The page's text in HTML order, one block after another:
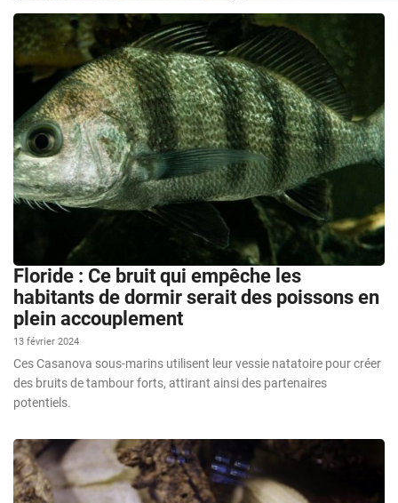
Floride : Ce bruit qui empêche les
habitants de dormir serait des poissons en
plein accouplement
13 février 2024
Ces Casanova sous-marins utilisent leur vessie natatoire pour créer
des bruits de tambour forts, attirant ainsi des partenaires
potentiels.